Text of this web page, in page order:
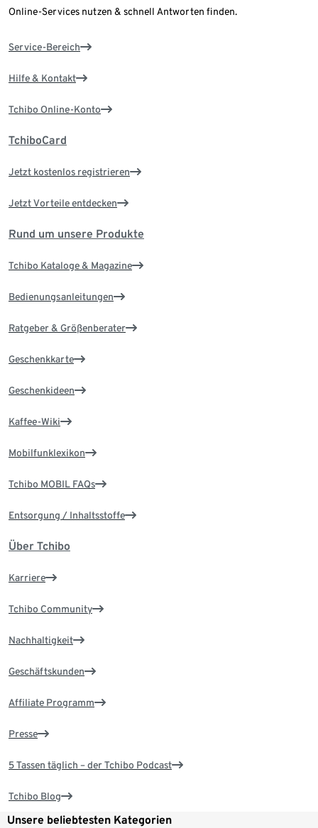
Online-Services nutzen & schnell Antworten finden.
Service-Bereich
Hilfe & Kontakt
Tchibo Online-Konto
TchiboCard
Jetzt kostenlos registrieren
Jetzt Vorteile entdecken
Rund um unsere Produkte
Tchibo Kataloge & Magazine
Bedienungsanleitungen
Ratgeber & Größenberater
Geschenkkarte
Geschenkideen
Kaffee-Wiki
Mobilfunklexikon
Tchibo MOBIL FAQs
Entsorgung / Inhaltsstoffe
Über Tchibo
Karriere
Tchibo Community
Nachhaltigkeit
Geschäftskunden
Affiliate Programm
Presse
5 Tassen täglich – der Tchibo Podcast
Tchibo Blog
Unsere beliebtesten Kategorien